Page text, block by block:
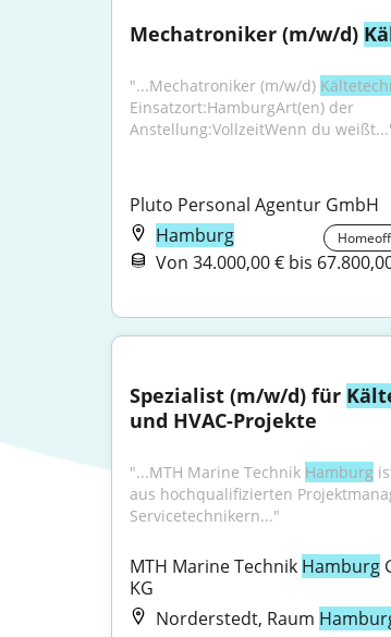
Mechatroniker (m/w/d)
"...Mechatroniker (m/w/d)
Einsatzort:HamburgArt(en) der
Anstellung:VollzeitWenn du
Pluto Personal Agentur GmbH
Hamburg
Von 34.000,00 € bis
Spezialist (m/w/d) für
und HVAC-Projekte
"...MTH Marine Technik Hamburg
aus hochqualifizierten
Servicetechnikern..."
MTH Marine Technik Hamburg
KG
Norderstedt, Raum